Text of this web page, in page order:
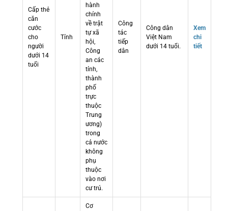
Cấp thẻ
căn
cước
cho
người
dưới 14
tuổi
Tỉnh
hành
chính
về trật
tự xã
hội,
Công
an các
tỉnh,
thành
phố
trực
thuộc
Trung
ương)
trong
cả nước
không
phụ
thuộc
vào nơi
cư trú.
Công
tác
tiếp
dân
Công dân
Việt Nam
dưới 14 tuổi.
Xem
chi
tiết
Cơ